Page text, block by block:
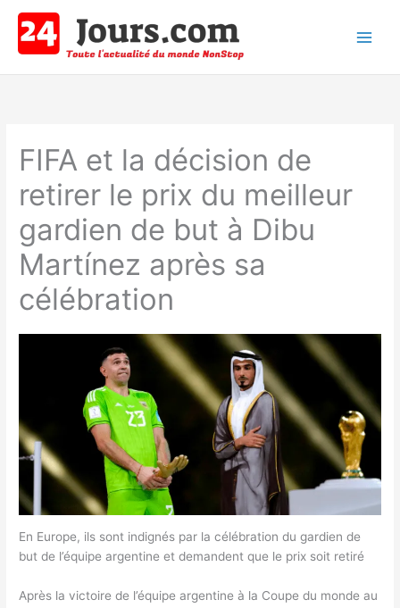
contenu
FIFA et la décision de
retirer le prix du meilleur
gardien de but à Dibu
Martínez après sa
célébration
En Europe, ils sont indignés par la célébration du gardien de
but de l’équipe argentine et demandent que le prix soit retiré
Après la victoire de l’équipe argentine à la Coupe du monde au